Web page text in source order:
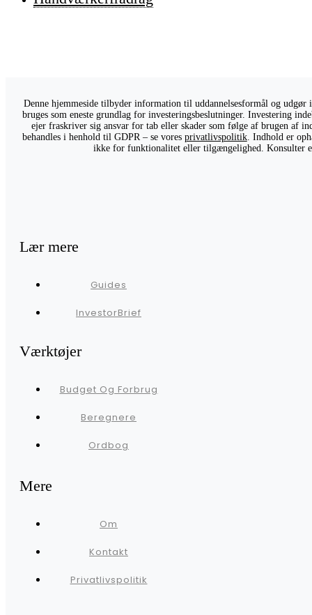
Denne hjemmeside tilbyder information til uddannelsesformål og
bruges som eneste grundlag for investeringsbeslutninger. Investering
ejer fraskriver sig ansvar for tab eller skader som følge af brugen af
behandles i henhold til GDPR – se vores privatlivspolitik. Indhold er
ikke for funktionalitet eller tilgængelighed. Konsulter
Lær mere
Guides
InvestorBrief
Værktøjer
Budget Og Forbrug
Beregnere
Ordbog
Mere
Om
Kontakt
Privatlivspolitik